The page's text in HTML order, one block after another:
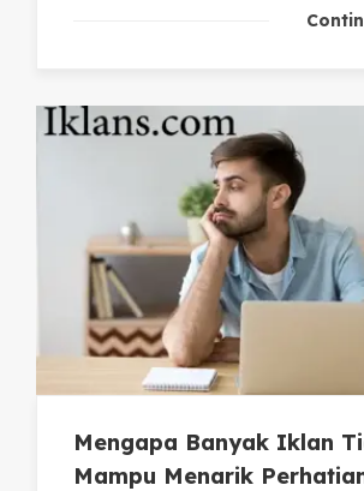
Mengapa Banyak Iklan
Mampu Menarik